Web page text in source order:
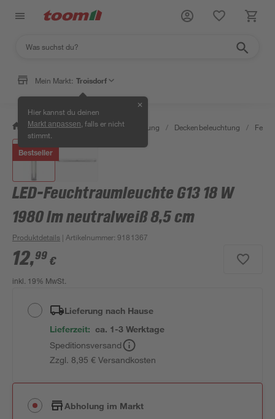
Mein Markt: Troisdorf
Hier kannst du deinen
Markt anpassen , falls er nicht
stimmt.
✕
/ Wohnen & Haushalt / Beleuchtung / Deckenbeleuchtung /
Bestseller
LED-Feuchtraumleuchte G13 18 W
1980 lm neutralweiß 8,5 cm
Produktdetails | Artikelnummer:9181367
12,99 €
inkl. 19% MwSt.
Lieferung nach Hause
Lieferzeit: ca. 1-3 Werktage
Speditionsversand
Zzgl. 8,95 € Versandkosten
Abholung im Markt